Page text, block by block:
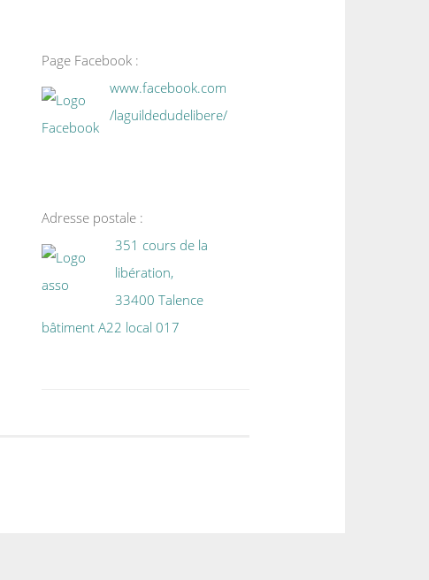
Page Facebook :
www.facebook.com
/laguildedudelibere/
Adresse postale :
351 cours de la
libération,
33400 Talence
bâtiment A22 local 017